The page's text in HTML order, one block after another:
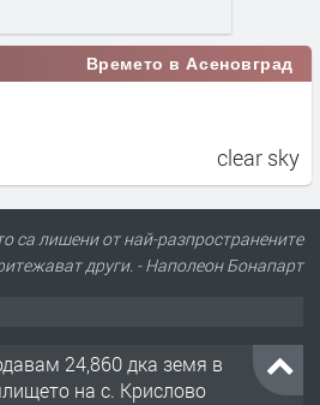
Времето в Асеновград
clear sky
са лишени от най-разпространените
други. - Наполеон Бонапарт
м2- 3 стаен апартамент супер
Асеновград- 169 500 €.